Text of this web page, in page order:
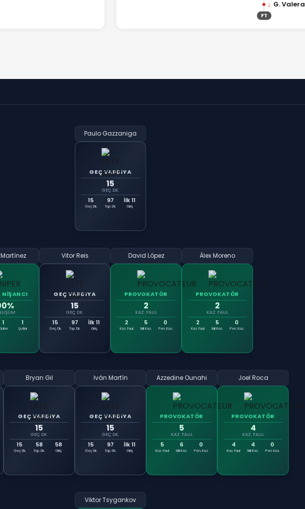
↓ G. Valera
FT
Paulo Gazzaniga
GEÇ VARDIYA
15
GEÇ DK.
15
Geç Dk.
97
Top. Dk.
İlk 11
Giriş
NİŞANCI
1 1
Şutlar
Vitor Reis
GEÇ VARDIYA
15
GEÇ DK.
15
Geç Dk.
97
Top. Dk.
İlk 11
Giriş
David López
PROVOKATÖR
2
KAZ. FAUL
2
Kaz. Faul
5
İkili Kaz.
0
Pen. Kaz.
Álex Moreno
PROVOKATÖR
2
KAZ. FAUL
2
Kaz. Faul
5
İkili Kaz.
0
Pen. Kaz.
Bryan Gil
GEÇ VARDIYA
15
GEÇ DK.
15
Geç Dk.
58
Top. Dk.
58
Giriş
Iván Martín
GEÇ VARDIYA
15
GEÇ DK.
15
Geç Dk.
97
Top. Dk.
İlk 11
Giriş
Azzedine Ounahi
PROVOKATÖR
5
KAZ. FAUL
5
Kaz. Faul
6
İkili Kaz.
0
Pen. Kaz.
Joel Roca
PROVOKATÖR
4
KAZ. FAUL
4
Kaz. Faul
4
İkili Kaz.
0
Pen. Kaz.
Viktor Tsygankov